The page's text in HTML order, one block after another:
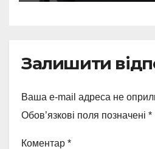
Залишити
Ваша e-mail адреса не
Обов’язкові поля позначені *
Коментар *